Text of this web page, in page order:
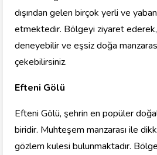
dışından gelen birçok yerli ve
etmektedir. Bölgeyi ziyaret
deneyebilir ve eşsiz doğa
çekebilirsiniz.
Efteni Gölü
Efteni Gölü, şehrin en popüler
biridir. Muhteşem manzarası ile
gözlem kulesi bulunmaktadır.